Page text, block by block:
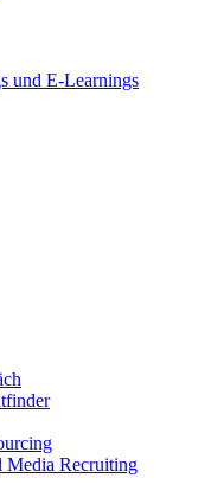
und E-Learnings
Media Recruiting